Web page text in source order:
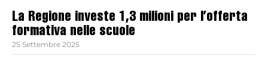
La Regione investe 1,3 milioni per l’offerta
formativa nelle scuole
25 Settembre 2025